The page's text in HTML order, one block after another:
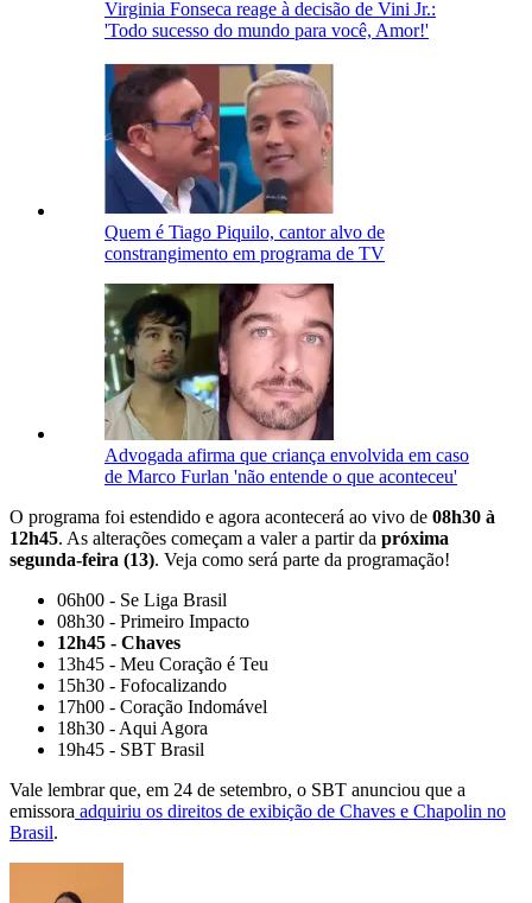
Virginia Fonseca reage à decisão de Vini Jr.:
'Todo sucesso do mundo para você, Amor!'
Quem é Tiago Piquilo, cantor alvo de
constrangimento em programa de TV
Advogada afirma que criança envolvida em caso
de Marco Furlan 'não entende o que aconteceu'
O programa foi estendido e agora acontecerá ao vivo de 08h30 à
12h45. As alterações começam a valer a partir da próxima
segunda-feira (13). Veja como será parte da programação!
06h00 - Se Liga Brasil
08h30 - Primeiro Impacto
12h45 - Chaves
13h45 - Meu Coração é Teu
15h30 - Fofocalizando
17h00 - Coração Indomável
18h30 - Aqui Agora
19h45 - SBT Brasil
Vale lembrar que, em 24 de setembro, o SBT anunciou que a
emissora adquiriu os direitos de exibição de Chaves e Chapolin no
Brasil.